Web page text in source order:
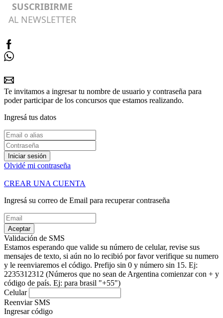
SUSCRIBIRME
AL NEWSLETTER
Te invitamos a ingresar tu nombre de usuario y contraseña para
poder participar de los concursos que estamos realizando.
Ingresá tus datos
Iniciar sesión
Olvidé mi contraseña
CREAR UNA CUENTA
Ingresá su correo de Email para recuperar contraseña
Aceptar
Validación de SMS
Estamos esperando que valide su número de celular, revise sus
mensajes de texto, si aún no lo recibió por favor verifique su numero
y le reenviaremos el código. Prefijo sin 0 y número sin 15. Ej:
2235312312 (Números que no sean de Argentina comienzar con + y
código de país. Ej: para brasil "+55")
Celular
Reenviar SMS
Ingresar código